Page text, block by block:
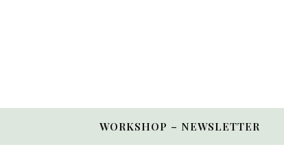
WORKSHOP – NEWSLETTER